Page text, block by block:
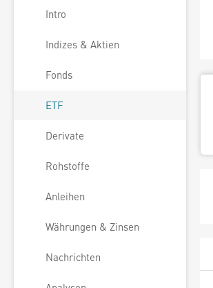
Intro
Indizes & Aktien
Fonds
ETF
Derivate
Rohstoffe
Anleihen
Währungen & Zinsen
Nachrichten